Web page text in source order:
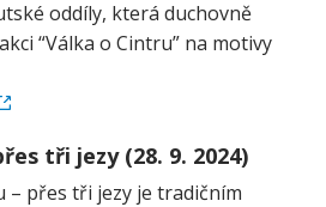
oddíly, která duchovně
“Válka o Cintru” na motivy
tři jezy (28. 9. 2024)
– přes tři jezy je tradičním